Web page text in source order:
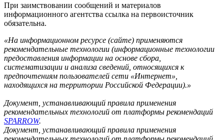
При заимствовании сообщений и материалов
информационного агентства ссылка на первоисточник
обязательна.
«На информационном ресурсе (сайте) применяются
рекомендательные технологии (информационные технологии
предоставления информации на основе сбора,
систематизации и анализа сведений, относящихся к
предпочтениям пользователей сети «Интернет»,
находящихся на территории Российской Федерации).»
Документ, устанавливающий правила применения
рекомендательных технологий от платформы рекомендаций
SPARROW.
Документ, устанавливающий правила применения